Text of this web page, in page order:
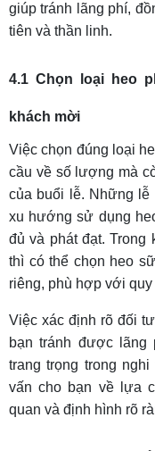
giúp tránh lãng phí,
tiên và thần linh.
4.1 Chọn loại heo
khách mời
Việc chọn đúng loại
cầu về số lượng mà
của buổi lễ. Những
xu hướng sử dụng
đủ và phát đạt. Trong
thì có thể chọn heo
riêng, phù hợp với
Việc xác định rõ đối
bạn tránh được
trang trọng trong
vấn cho bạn về lựa
quan và định hình rõ